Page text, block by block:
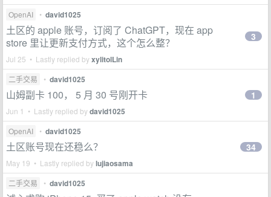
OpenAI • david1025
土区的 apple 账号，订阅了 ChatGPT，现在 app
store 里让更新支付方式，这个怎么整？
Jul 25 • Lastly replied byxylitolLin
3
二手交易 • david1025
山姆副卡 100， 5 月 30 号刚开卡
Jun 1 • Lastly replied bydavid1025
1
OpenAI • david1025
土区账号现在还稳么？
May 19 • Lastly replied bylujiaosama
34
二手交易 • david1025